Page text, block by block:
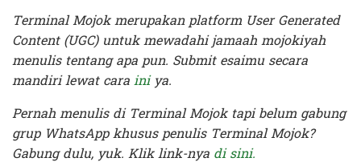
Terminal Mojok merupakan platform User Generated
Content (UGC) untuk mewadahi jamaah mojokiyah
menulis tentang apa pun. Submit esaimu secara
mandiri lewat carainiya.
Pernah menulis di Terminal Mojok tapi belum gabung
grup WhatsApp khusus penulis Terminal Mojok?
Gabung dulu, yuk. Klik link-nya di sini.